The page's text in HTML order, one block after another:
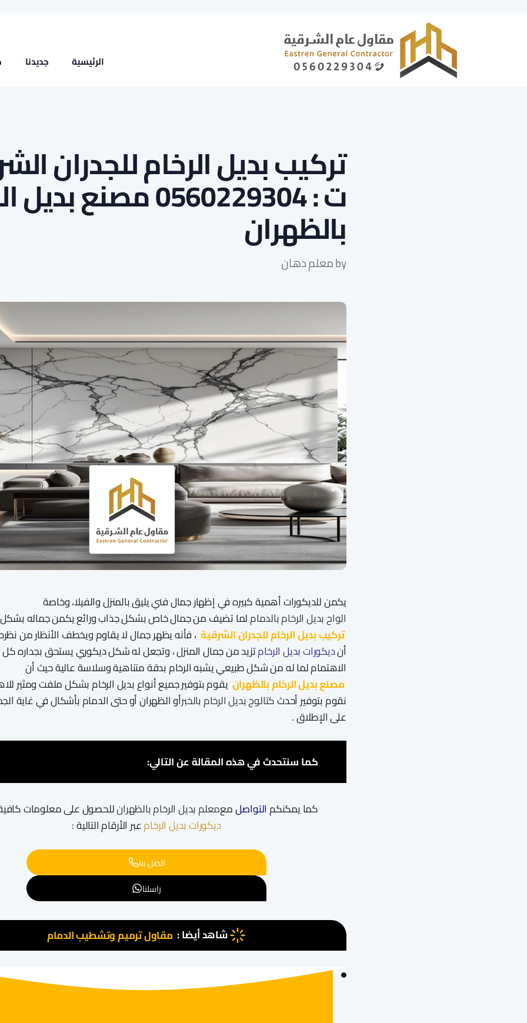
الرئيسية جديدنا
تركيب بديل الرخام للجدران
ت : 0560229304 مصنع
بالظهران
byمعلم دهان
يكمن للديكورات أهمية كبيره في إظهار جمال فني يليق بالمنزل والفيلا، وخاصة
الواح بديل الرخام بالدماملما تضيف من جمال خاص بشكل جذاب ورائع يكمن جماله
تركيب بديل الرخام للجدران الشرقية ، فأنه يظهر جمال لا يقاوم ويخطف الأنظار من
أنديكورات بديل الرخامتزيد من جمال المنزل ، وتجعل له شكل ديكوري يستحق بجداره
الاهتمام لما له من شكل طبيعي يشبه الرخام بدقة متناهية وسلاسة عالية حيث أن
مصنع بديل الرخام بالظهران يقوم بتوفير جميع أنواع بديل الرخام بشكل ملفت ومثير
نقوم بتوفير أحدثكتالوج بديل الرخام بالخبرأو الظهران أو حتى الدمام بأشكال في غاية
على الإطلاق .
كما سنتحدث في هذه المقالة عن التالي:
كما يمكنكمالتواصلمعمعلم بديل الرخام بالظهرانللحصول على معلومات
ديكورات بديل الرخامعبر الأرقام التالية :
اتصل بنا
راسلنا
شاهد أيضا : مقاول ترميم وتشطيب الدمام